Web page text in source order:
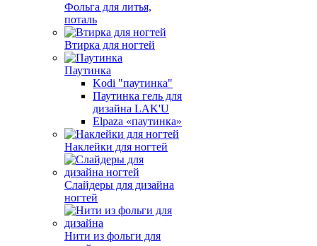
Фольга для литья,
поталь
Втирка для ногтей
Паутинка
Kodi "паутинка"
Паутинка гель для
дизайна LAK'U
Elpaza «паутинка»
Наклейки для ногтей
Слайдеры для дизайна
ногтей
Нити из фольги для